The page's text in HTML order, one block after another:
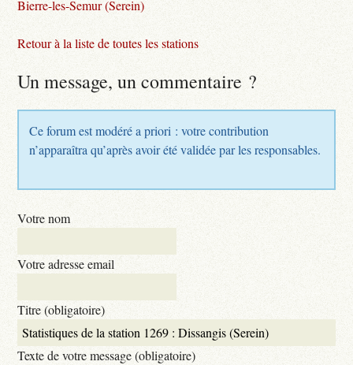
Bierre-les-Semur (Serein)
Retour à la liste de toutes les stations
Un message, un commentaire ?
Ce forum est modéré a priori : votre contribution
n’apparaîtra qu’après avoir été validée par les responsables.
Votre nom
Votre adresse email
Titre (obligatoire)
Texte de votre message (obligatoire)